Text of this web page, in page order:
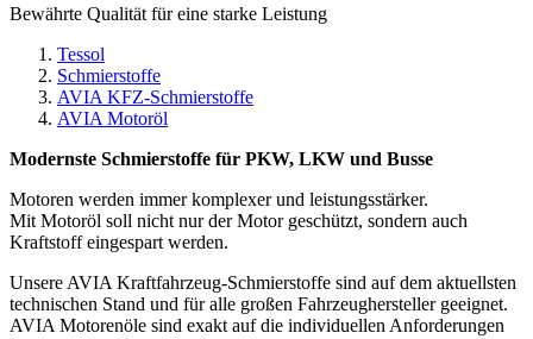
Bewährte Qualität für eine starke Leistung
Tessol
Schmierstoffe
AVIA KFZ-Schmierstoffe
AVIA Motoröl
Modernste Schmierstoffe für PKW, LKW und Busse
Motoren werden immer komplexer und leistungsstärker.
Mit Motoröl soll nicht nur der Motor geschützt, sondern auch
Kraftstoff eingespart werden.
Unsere AVIA Kraftfahrzeug-Schmierstoffe sind auf dem aktuellsten
technischen Stand und für alle großen Fahrzeughersteller geeignet.
AVIA Motorenöle sind exakt auf die individuellen Anforderungen